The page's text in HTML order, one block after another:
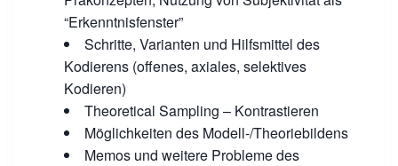
“Erkenntnisfenster”
Schritte, Varianten und Hilfsmittel des
Kodierens (offenes, axiales, selektives
Kodieren)
Theoretical Sampling – Kontrastieren
Möglichkeiten des Modell-/Theoriebildens
Memos und weitere Probleme des